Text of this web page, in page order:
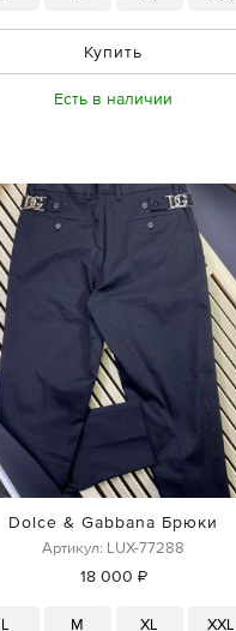
Купить
Есть в наличии
Dolce & Gabbana Брюки
Артикул: LUX-77288
18 000 ₽
L M XL XXL